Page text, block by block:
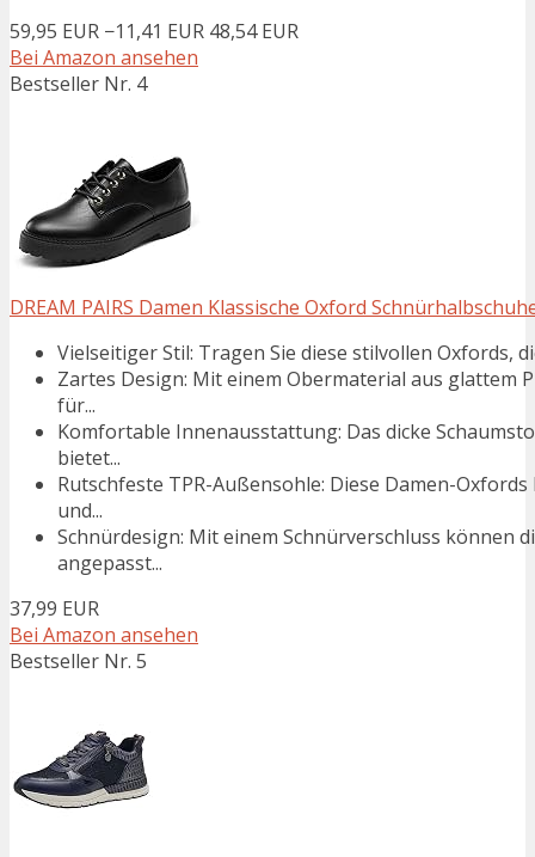
59,95 EUR −11,41 EUR 48,54 EUR
Bei Amazon ansehen
Bestseller Nr. 4
DREAM PAIRS Damen Klassische Oxford
Vielseitiger Stil: Tragen Sie diese stilvollen Oxfords,
Zartes Design: Mit einem Obermaterial aus
für...
Komfortable Innenausstattung: Das dicke
bietet...
Rutschfeste TPR-Außensohle: Diese Damen-
und...
Schnürdesign: Mit einem Schnürverschluss können
angepasst...
37,99 EUR
Bei Amazon ansehen
Bestseller Nr. 5